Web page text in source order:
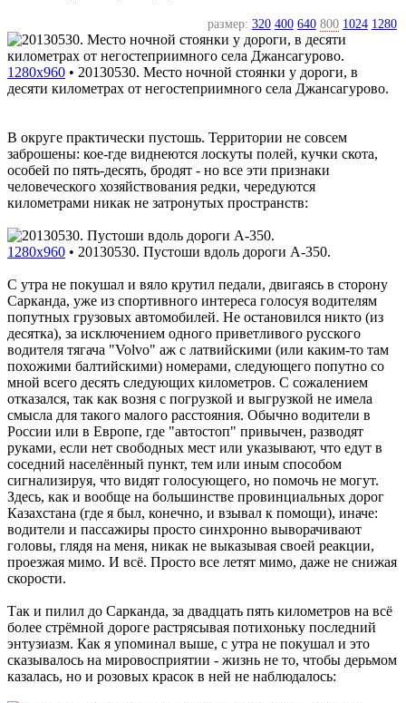
размер: 320 400 640 800 1024 1280
1280x960 • 20130530. Место ночной стоянки у дороги, в
десяти километрах от негостеприимного села Джансагурово.
В округе практически пустошь. Территории не совсем
заброшены: кое-где виднеются лоскуты полей, кучки скота,
особей по пять-десять, бродят - но все эти признаки
человеческого хозяйствования редки, чередуются
километрами никак не затронутых пространств:
1280x960 • 20130530. Пустоши вдоль дороги A-350.
С утра не покушал и вяло крутил педали, двигаясь в сторону
Сарканда, уже из спортивного интереса голосуя водителям
попутных грузовых автомобилей. Не остановился никто (из
десятка), за исключением одного приветливого русского
водителя тягача "Volvo" аж с латвийскими (или каким-то там
похожими балтийскими) номерами, следующего попутно со
мной всего десять следующих километров. С сожалением
отказался, так как возня с погрузкой и выгрузкой не имела
смысла для такого малого расстояния. Обычно водители в
России или в Европе, где "автостоп" привычен, разводят
руками, если нет свободных мест или указывают, что едут в
соседний населённый пункт, тем или иным способом
сигнализируя, что видят голосующего, но помочь не могут.
Здесь, как и вообще на большинстве провинциальных дорог
Казахстана (где я был, конечно, и взывал к помощи), иначе:
водители и пассажиры просто синхронно выворачивают
головы, глядя на меня, никак не выказывая своей реакции,
проезжая мимо. И всё. Просто все летят мимо, даже не снижая
скорости.
Так и пилил до Сарканда, за двадцать пять километров на всё
более стрёмной дороге растрясывая потихоньку последний
энтузиазм. Как я упоминал выше, с утра не покушал и это
сказывалось на мировосприятии - жизнь не то, чтобы дерьмом
казалась, но и розовых красок в ней не наблюдалось: